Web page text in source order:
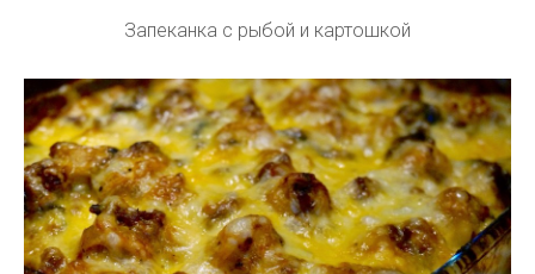
Запеканка с рыбой и картошкой